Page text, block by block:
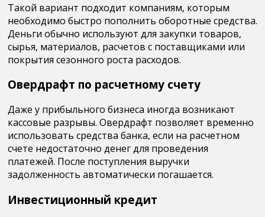
Такой вариант подходит компаниям, которым
необходимо быстро пополнить оборотные средства.
Деньги обычно используют для закупки товаров,
сырья, материалов, расчетов с поставщиками или
покрытия сезонного роста расходов.
Овердрафт по расчетному счету
Даже у прибыльного бизнеса иногда возникают
кассовые разрывы. Овердрафт позволяет временно
использовать средства банка, если на расчетном
счете недостаточно денег для проведения
платежей. После поступления выручки
задолженность автоматически погашается.
Инвестиционный кредит